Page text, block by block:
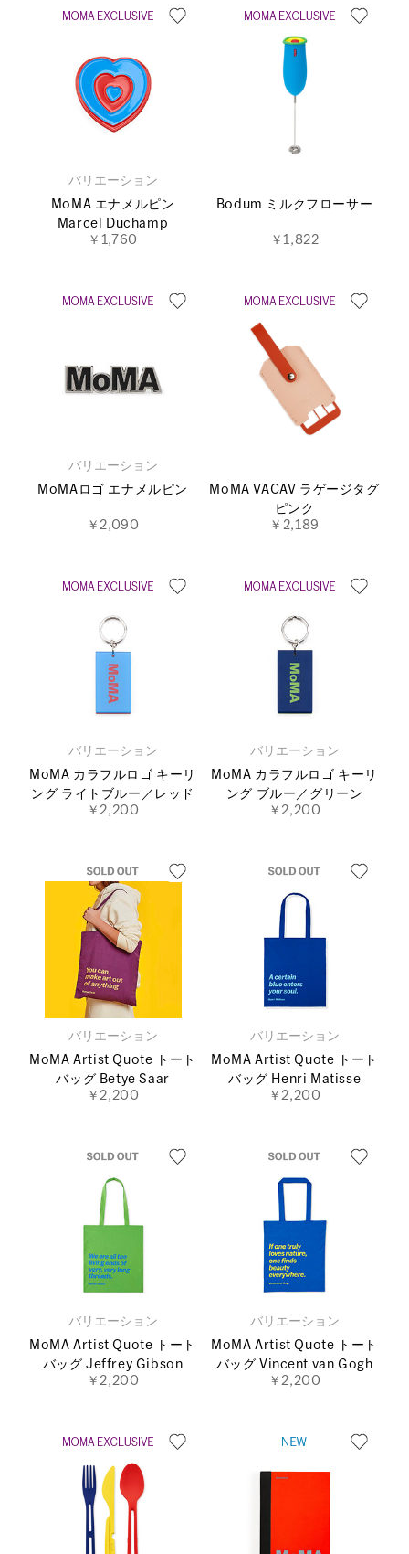
バリエーション
MoMA エナメルピン
Marcel Duchamp
￥1,760
Bodum ミルクフローサー
￥1,822
バリエーション
MoMAロゴ エナメルピン
￥2,090
MoMA VACAV ラゲージタグ
ピンク
￥2,189
バリエーション
MoMA カラフルロゴ キーリ
ング ライトブルー／レッド
￥2,200
バリエーション
MoMA カラフルロゴ キーリ
ング ブルー／グリーン
￥2,200
バリエーション
MoMA Artist Quote トート
バッグ Betye Saar
￥2,200
バリエーション
MoMA Artist Quote トート
バッグ Henri Matisse
￥2,200
バリエーション
MoMA Artist Quote トート
バッグ Jeffrey Gibson
￥2,200
バリエーション
MoMA Artist Quote トート
バッグ Vincent van Gogh
￥2,200